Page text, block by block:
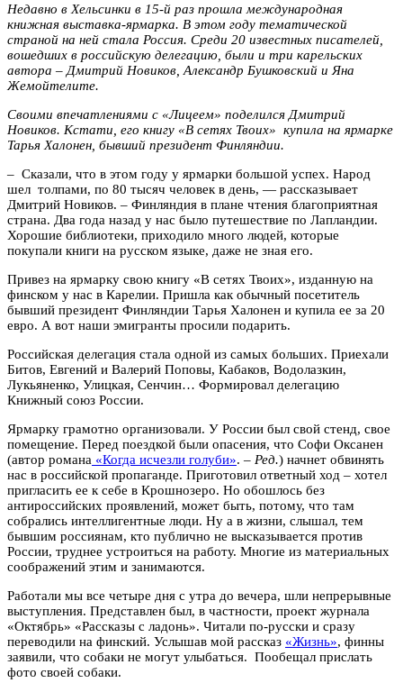
Недавно в Хельсинки в 15-й раз прошла международная
книжная выставка-ярмарка. В этом году тематической
страной на ней стала Россия. Среди 20 известных писателей,
вошедших в российскую делегацию, были и три карельских
автора – Дмитрий Новиков, Александр Бушковский и Яна
Жемойтелите.
Своими впечатлениями с «Лицеем» поделился Дмитрий
Новиков. Кстати, его книгу «В сетях Твоих» купила на ярмарке
Тарья Халонен, бывший президент Финляндии.
– Сказали, что в этом году у ярмарки большой успех. Народ
шел толпами, по 80 тысяч человек в день, — рассказывает
Дмитрий Новиков. – Финляндия в плане чтения благоприятная
страна. Два года назад у нас было путешествие по Лапландии.
Хорошие библиотеки, приходило много людей, которые
покупали книги на русском языке, даже не зная его.
Привез на ярмарку свою книгу «В сетях Твоих», изданную на
финском у нас в Карелии. Пришла как обычный посетитель
бывший президент Финляндии Тарья Халонен и купила ее за 20
евро. А вот наши эмигранты просили подарить.
Российская делегация стала одной из самых больших. Приехали
Битов, Евгений и Валерий Поповы, Кабаков, Водолазкин,
Лукьяненко, Улицкая, Сенчин… Формировал делегацию
Книжный союз России.
Ярмарку грамотно организовали. У России был свой стенд, свое
помещение. Перед поездкой были опасения, что Софи Оксанен
(автор романа «Когда исчезли голуби». – Ред.) начнет обвинять
нас в российской пропаганде. Приготовил ответный ход – хотел
пригласить ее к себе в Крошнозеро. Но обошлось без
антироссийских проявлений, может быть, потому, что там
собрались интеллигентные люди. Ну а в жизни, слышал, тем
бывшим россиянам, кто публично не высказывается против
России, труднее устроиться на работу. Многие из материальных
соображений этим и занимаются.
Работали мы все четыре дня с утра до вечера, шли непрерывные
выступления. Представлен был, в частности, проект журнала
«Октябрь» «Рассказы с ладонь». Читали по-русски и сразу
переводили на финский. Услышав мой рассказ «Жизнь», финны
заявили, что собаки не могут улыбаться. Пообещал прислать
фото своей собаки.